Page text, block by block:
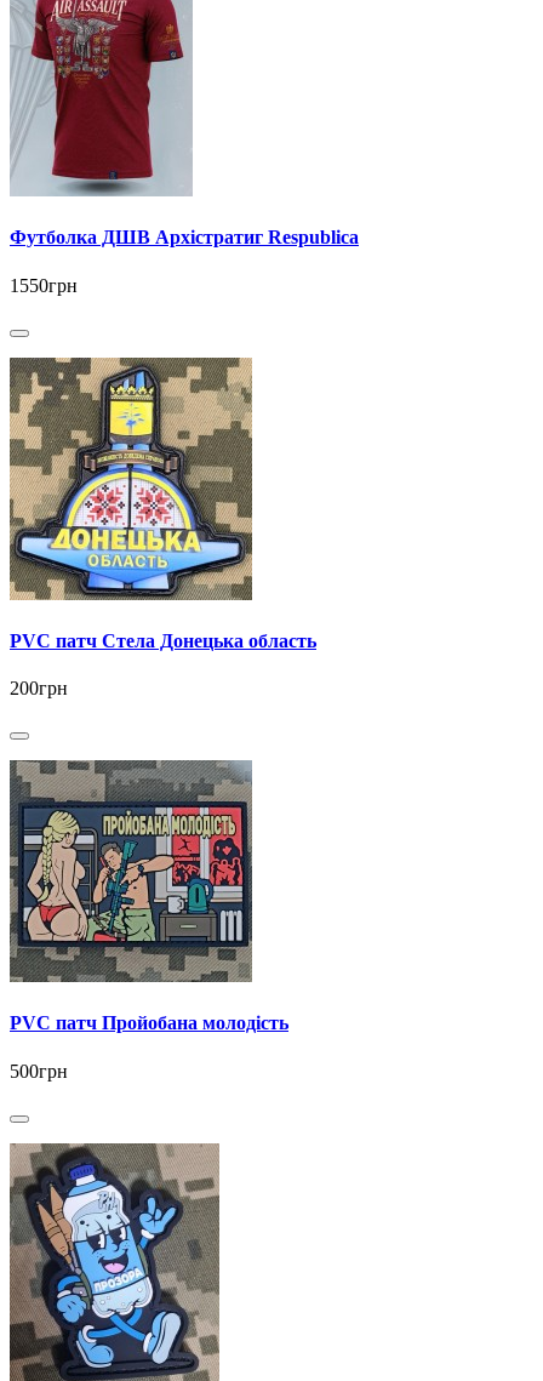
Футболка ДШВ Архістратиг Respublica
1550грн
PVC патч Стела Донецька область
200грн
PVC патч Пройобана молодість
500грн